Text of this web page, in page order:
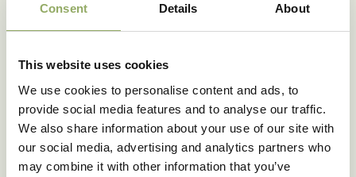
Consent Details About
This website uses cookies
We use cookies to personalise content and ads, to
provide social media features and to analyse our traffic.
We also share information about your use of our site with
our social media, advertising and analytics partners who
may combine it with other information that you’ve